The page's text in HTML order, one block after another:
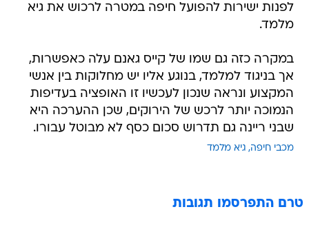
לפנות ישירות להפועל חיפה במטרה לרכוש את גיא
מלמד.
במקרה כזה גם שמו של קייס גאנם עלה כאפשרות,
אך בניגוד למלמד, בנוגע אליו יש מחלוקות בין אנשי
המקצוע ונראה שנכון לעכשיו זו האופציה בעדיפות
הנמוכה יותר לרכש של הירוקים, שכן ההערכה היא
שבני ריינה גם תדרוש סכום כסף לא מבוטל עבורו.
מכבי חיפה גיא מלמד
טרם התפרסמו תגובות